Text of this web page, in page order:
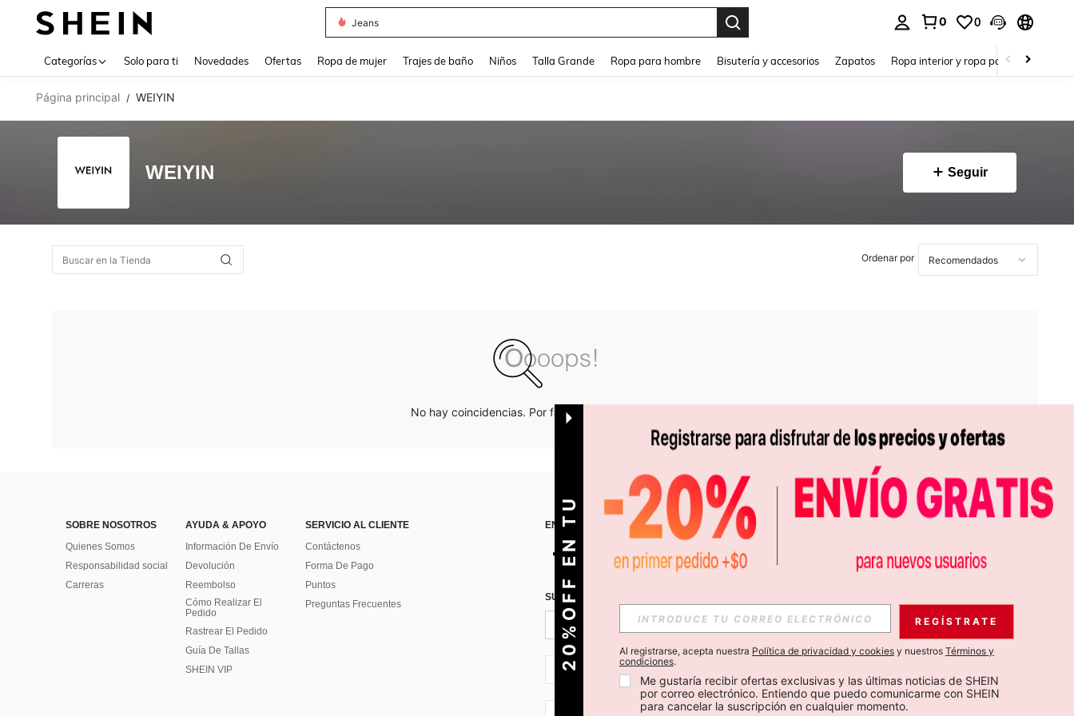
Jeans
0 0
Categorías Solo para ti Novedades Ofertas Ropa de mujer Trajes de baño Niños Talla Grande Ropa para hombre Bisutería y accesorios Zapatos Ropa interior y ropa para dormir
Página principal / WEIYIN
WEIYIN Seguir
Ordenar por
No hay coincidencias. Por favor inténtalo de nuevo.
SOBRE NOSOTROS
Quienes Somos
Responsabilidad social
Carreras
AYUDA & APOYO
Información De Envío
Devolución
Reembolso
Cómo Realizar El
Pedido
Rastrear El Pedido
Guía De Tallas
SHEIN VIP
SERVICIO AL CLIENTE
Contáctenos
Forma De Pago
Puntos
Preguntas Frecuentes
ENCUÉNTRANOS EN APP
SUSCRÍBETE PARA RECIBIR OFERTAS EXCLUSIVAS, PROMOCIONES Y NOTICIAS DE SHEIN
Suscribir
CL + 56
2
0
%
O
F
F
E
N
T
U
P
R
I
M
E
R
P
E
D
I
D REGÍSTRATE
Al registrarse, acepta nuestra Política de privacidad y cookies y nuestros Términos y
condiciones.
Me gustaría recibir ofertas exclusivas y las últimas noticias de SHEIN
por correo electrónico. Entiendo que puedo comunicarme con SHEIN
para cancelar la suscripción en cualquier momento.